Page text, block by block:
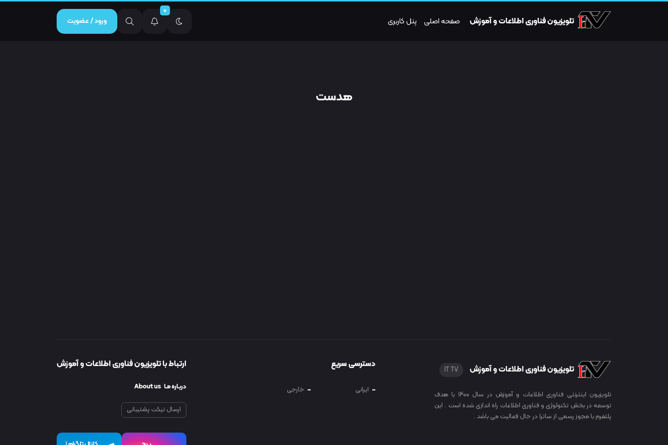
تلویزیون فناوری اطلاعات و آموزش صفحه اصلی پنل کاربری
0
ورود / عضویت
هدست
تلویزیون فناوری اطلاعات و آموزش IT TV
تلویزیون اینترنتی فناوری اطلاعات و آموزش در سال 1400 با هدف
توسعه در بخش تکنولوژی و فناوری اطلاعات راه اندازی شده است . این
پلتفرم با مجوز رسمی از ساترا در حال فعالیت می باشد .
دسترسی سریع
ایرانی خارجی
ارتباط با تلویزیون فناوری اطلاعات و آموزش
دربـاره مـا About us
ارسال تیکت پشتیبانی